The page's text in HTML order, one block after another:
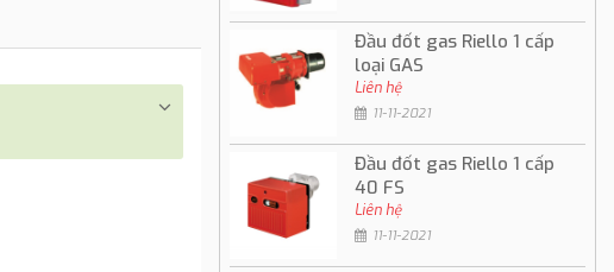
Đầu đốt gas Riello 1 cấp
loại GAS
Liên hệ
11-11-2021
Đầu đốt gas Riello 1 cấp
40 FS
Liên hệ
11-11-2021